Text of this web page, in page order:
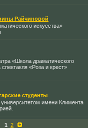
Райчиновой
искусства»
«Школа драматического
«Роза и крест»
студенты
имени Климента
1 2